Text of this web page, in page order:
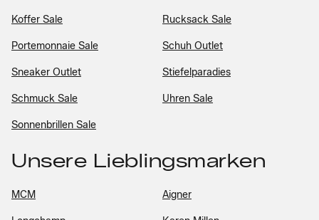
Koffer Sale Rucksack Sale
Portemonnaie Sale Schuh Outlet
Sneaker Outlet Stiefelparadies
Schmuck Sale Uhren Sale
Sonnenbrillen Sale
Unsere Lieblingsmarken
MCM Aigner